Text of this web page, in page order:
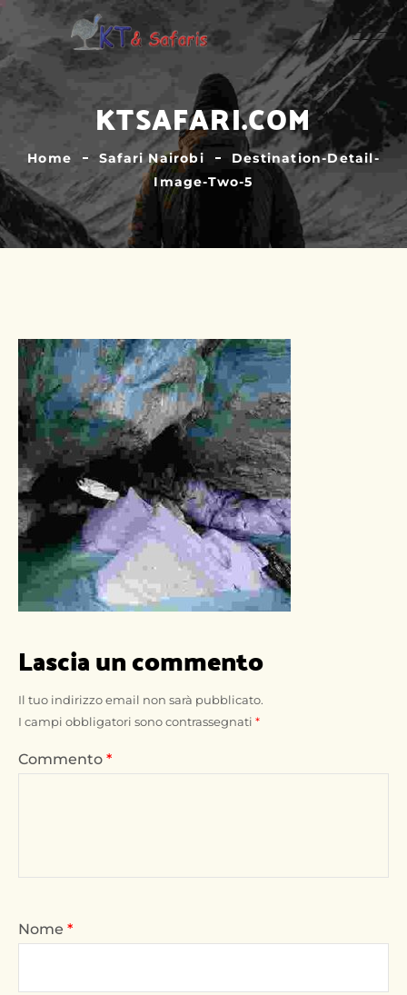
KTSAFARI.COM
Home Safari Nairobi
Destination-Detail-
Image-Two-5
Lascia un commento
Il tuo indirizzo email non sarà pubblicato.
I campi obbligatori sono contrassegnati *
Commento *
Nome *